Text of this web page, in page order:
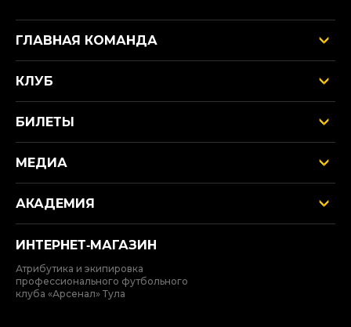
ГЛАВНАЯ КОМАНДА
КЛУБ
БИЛЕТЫ
МЕДИА
АКАДЕМИЯ
ИНТЕРНЕТ‑МАГАЗИН
Атрибутика и экипировка
профессионального футбольного
клуба «Арсенал» Тула